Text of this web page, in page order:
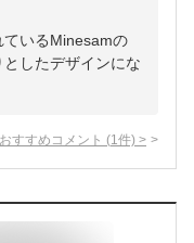
ているMinesamの
したデザインにな
すすめコメント (1 件) >